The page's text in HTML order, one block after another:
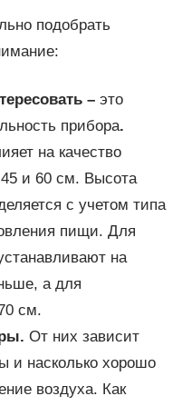
подобрать
–это
прибора.
на качество
и 60 см. Высота
с учетом типа
пищи. Для
на
а для
см.
От них зависит
и насколько хорошо
воздуха. Как